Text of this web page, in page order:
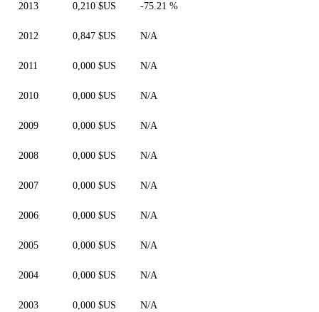
2013 0,210 $US -75.21 %
2012 0,847 $US N/A
2011 0,000 $US N/A
2010 0,000 $US N/A
2009 0,000 $US N/A
2008 0,000 $US N/A
2007 0,000 $US N/A
2006 0,000 $US N/A
2005 0,000 $US N/A
2004 0,000 $US N/A
2003 0,000 $US N/A